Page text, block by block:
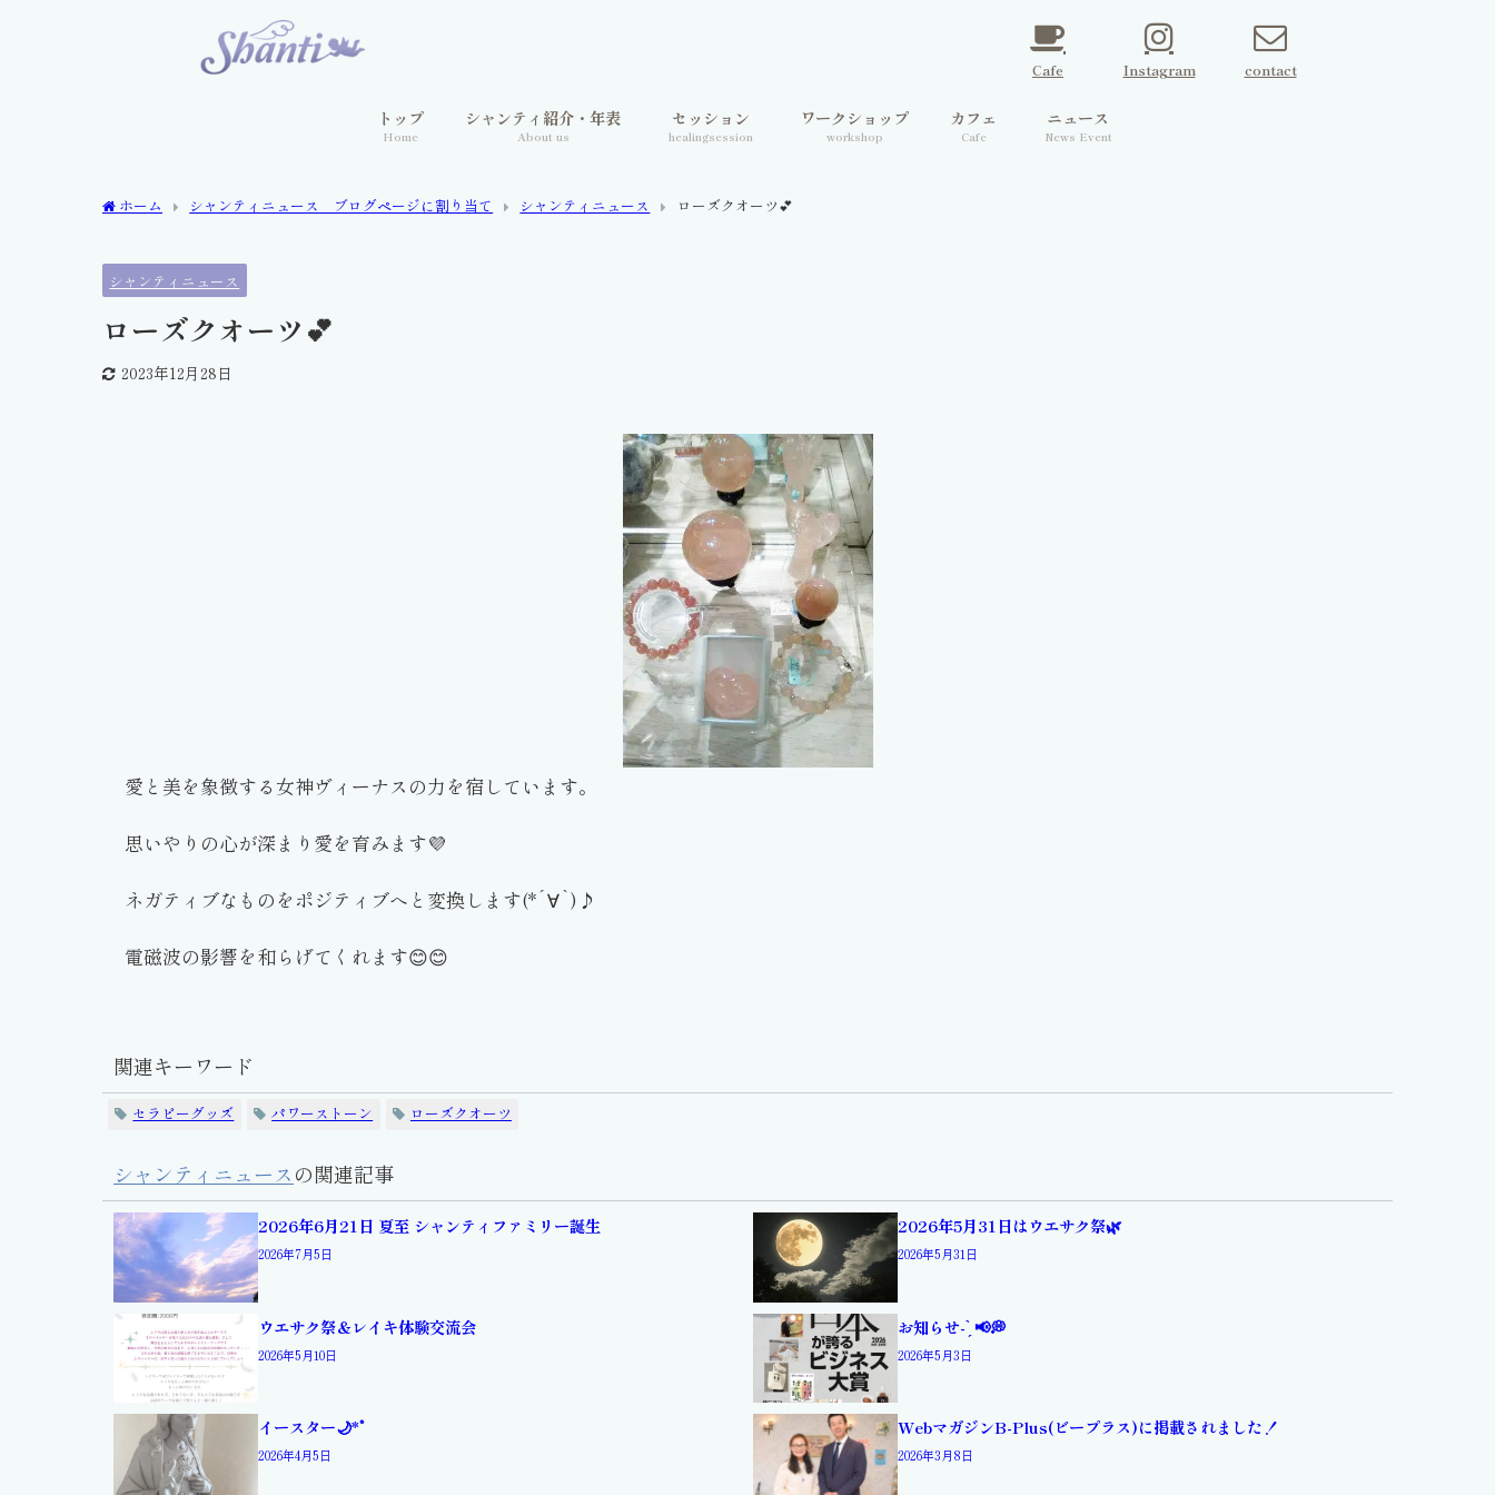
Cafe Instagram contact
トップ
Home
シャンティ紹介・年表
About us
セッション
healingsession
ワークショップ
workshop
カフェ
Cafe
ニュース
News Event
ホーム シャンティニュース ブログページに割り当て シャンティニュース ローズクオーツ💕
シャンティニュース
ローズクオーツ💕
2023年12月28日
愛と美を象徴する女神ヴィーナスの力を宿しています。
思いやりの心が深まり愛を育みます💜
ネガティブなものをポジティブへと変換します(*´∀`)♪
電磁波の影響を和らげてくれます😊😊
関連キーワード
セラピーグッズ パワーストーン ローズクオーツ
シャンティニュースの関連記事
2026年6月21日 夏至 シャンティファミリー誕生
2026年7月5日
2026年5月31日はウエサク祭🌿
2026年5月31日
ウエサク祭＆レイキ体験交流会
2026年5月10日
お知らせ- ̗̀ 📢💭
2026年5月3日
イースター🌙*ﾟ
2026年4月5日
WebマガジンB-Plus(ビープラス)に掲載されました！
2026年3月8日